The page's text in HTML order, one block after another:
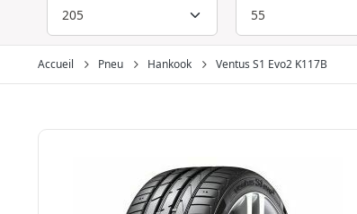
Accueil Pneu Hankook Ventus S1 Evo2 K117B